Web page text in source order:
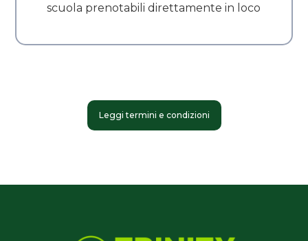
scuola prenotabili direttamente in loco
Leggi termini e condizioni